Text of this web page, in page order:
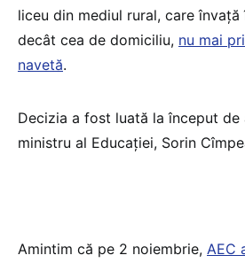
liceu din mediul rural, care
decât cea de domiciliu, nu mai
navetă.
Decizia a fost luată la început
ministru al Educației, Sorin
Amintim că pe 2 noiembrie, AEC